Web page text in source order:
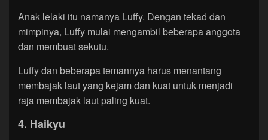
Anak lelaki itu namanya Luffy. Dengan tekad dan
mimpinya, Luffy mulai mengambil beberapa anggota
dan membuat sekutu.
Luffy dan beberapa temannya harus menantang
membajak laut yang kejam dan kuat untuk menjadi
raja membajak laut paling kuat.
4. Haikyu